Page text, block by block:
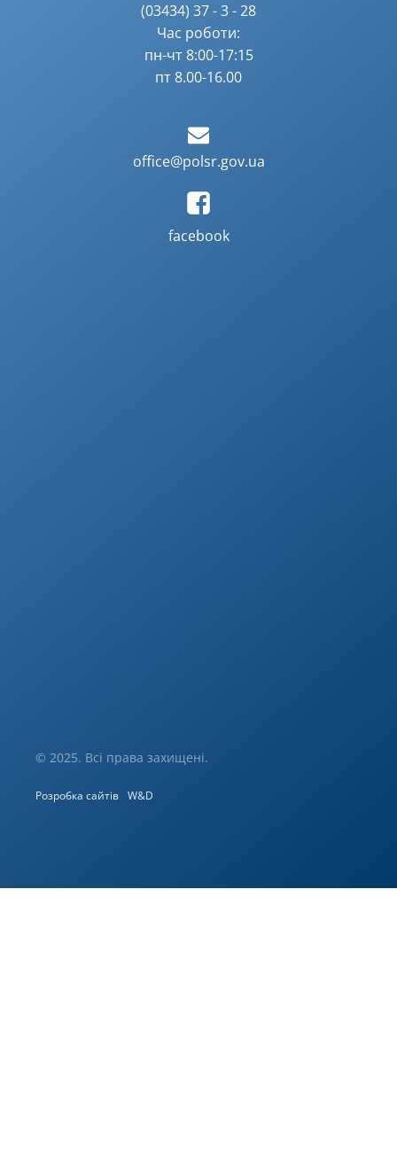
(03434) 37 - 3 - 28
Час роботи:
пн-чт 8:00-17:15
пт 8.00-16.00
office@polsr.gov.ua
facebook
© 2025. Всі права захищені.
Розробка сайтів W&D